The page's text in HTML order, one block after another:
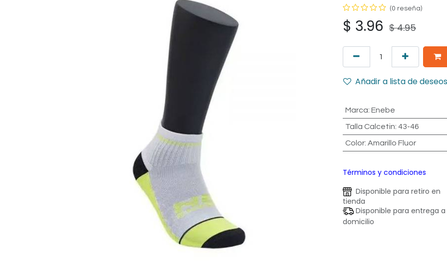
(0 reseña)
$ 3.96 $4.95
Añadir a lista de deseos
Marca: Enebe
Talla Calcetin: 43-46
Color: Amarillo Fluor
Términos y condiciones
Disponible para retiro en
tienda
Disponible para entrega a
domicilio